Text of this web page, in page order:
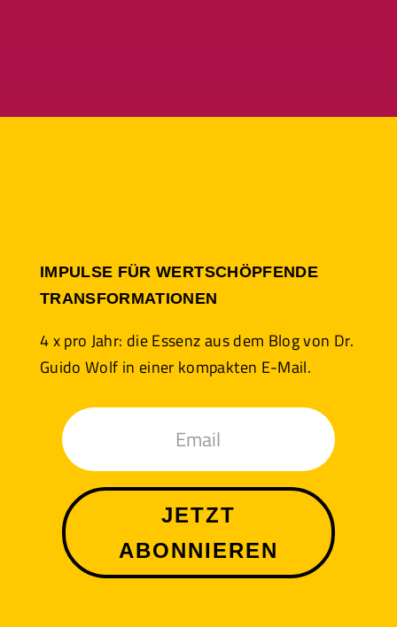
IMPULSE FÜR WERTSCHÖPFENDE
TRANSFORMATIONEN
4 x pro Jahr: die Essenz aus dem Blog von Dr.
Guido Wolf in einer kompakten E-Mail.
JETZT
ABONNIEREN